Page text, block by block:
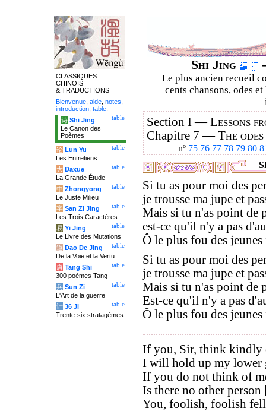
Shi Jing
Le plus ancien recueil
cents chansons, odes
Section I —Lessons
Chapitre 7 —The
nº 75 76 77 78 79 80
Si tu as pour moi des
je trousse ma jupe et
Mais si tu n'as point de
est-ce qu'il n'y a pas
Ô le plus fou des
Si tu as pour moi des
je trousse ma jupe et
Mais si tu n'as point de
Est-ce qu'il n'y a pas
Ô le plus fou des
If you, Sir, think kindly
I will hold up my lower
If you do not think of
Is there no other person
You, foolish, foolish
CLASSIQUES
CHINOIS
& TRADUCTIONS
Bienvenue aide notes
introduction table
table
诗 Shi Jing
Le Canon des
Poèmes
table
论 Lun Yu
Les Entretiens
table
大 Daxue
La Grande Étude
table
中 Zhongyong
Le Juste Milieu
table
字 San Zi Jing
Les Trois Caractères
table
易 Yi Jing
Le Livre des Mutations
table
道 Dao De Jing
De la Voie et la Vertu
table
唐 Tang Shi
300 poèmes Tang
table
兵 Sun Zi
L'Art de la guerre
table
计 36 Ji
Trente-six stratagèmes